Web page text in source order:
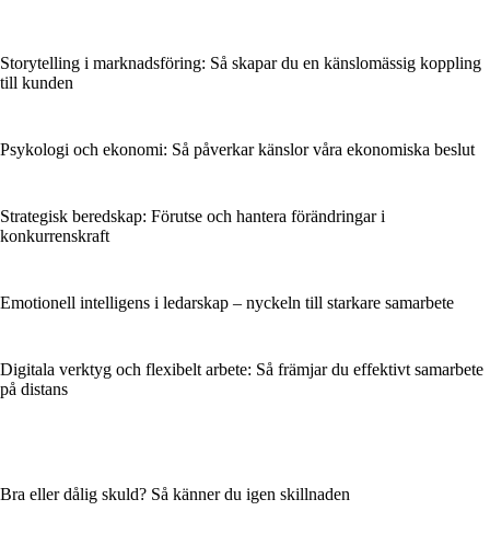
Storytelling i marknadsföring: Så skapar du en känslomässig koppling
till kunden
Psykologi och ekonomi: Så påverkar känslor våra ekonomiska beslut
Strategisk beredskap: Förutse och hantera förändringar i
konkurrenskraft
Emotionell intelligens i ledarskap – nyckeln till starkare samarbete
Digitala verktyg och flexibelt arbete: Så främjar du effektivt samarbete
på distans
Bra eller dålig skuld? Så känner du igen skillnaden